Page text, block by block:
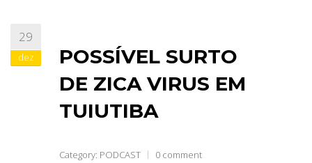
29
dez
POSSÍVEL SURTO
DE ZICA VIRUS EM
TUIUTIBA
Category: PODCAST 0 comment